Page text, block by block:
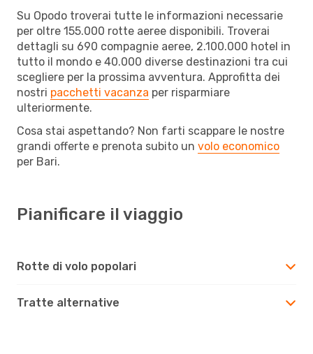
Su Opodo troverai tutte le informazioni necessarie
per oltre 155.000 rotte aeree disponibili. Troverai
dettagli su 690 compagnie aeree, 2.100.000 hotel in
tutto il mondo e 40.000 diverse destinazioni tra cui
scegliere per la prossima avventura. Approfitta dei
nostri pacchetti vacanza per risparmiare
ulteriormente.
Cosa stai aspettando? Non farti scappare le nostre
grandi offerte e prenota subito un volo economico
per Bari.
Pianificare il viaggio
Rotte di volo popolari
Tratte alternative